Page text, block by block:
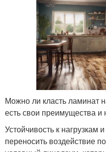
Можно ли класть ламинат
есть свои преимущества и
Устойчивость к
переносить воздействие